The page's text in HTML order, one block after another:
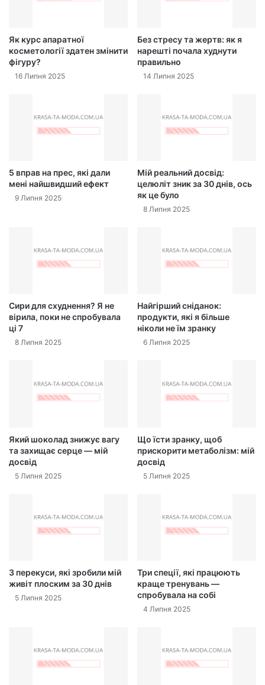
Як курс апаратної
косметології здатен змінити
фігуру?
16 Липня 2025
Без стресу та жертв: як я
нарешті почала худнути
правильно
14 Липня 2025
5 вправ на прес, які дали
мені найшвидший ефект
9 Липня 2025
Мій реальний досвід:
целюліт зник за 30 днів, ось
як це було
8 Липня 2025
Сири для схуднення? Я не
вірила, поки не спробувала
ці 7
8 Липня 2025
Найгірший сніданок:
продукти, які я більше
ніколи не їм зранку
6 Липня 2025
Який шоколад знижує вагу
та захищає серце — мій
досвід
5 Липня 2025
Що їсти зранку, щоб
прискорити метаболізм: мій
досвід
5 Липня 2025
3 перекуси, які зробили мій
живіт плоским за 30 днів
5 Липня 2025
Три спеції, які працюють
краще тренувань —
спробувала на собі
4 Липня 2025